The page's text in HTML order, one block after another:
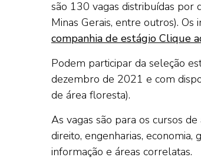
são 130 vagas distribuídas por
Minas Gerais, entre outros).
companhia de estágio Clique
Podem participar da seleção
dezembro de 2021 e com
de área floresta).
As vagas são para os cursos de
direito, engenharias, economia,
informação e áreas correlatas.